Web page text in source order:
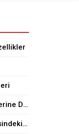
Kız İsimleri: Geleneksel Türk İsimlerine Dair
Akkoyunlu Devletinin Tarih Sahnesindeki Yeri